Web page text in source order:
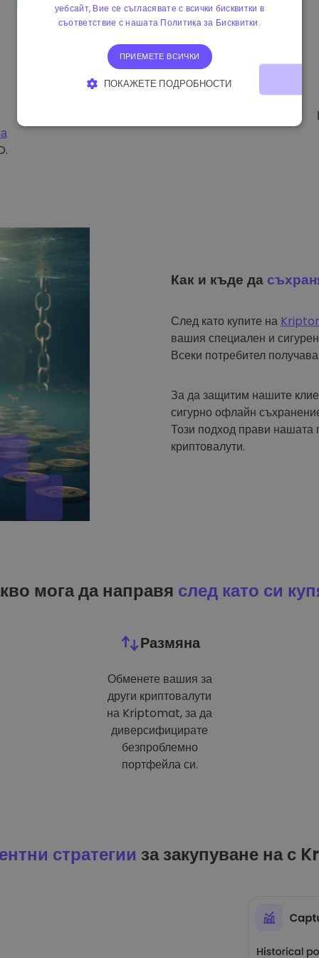
Как и къде да
След като купите на
вашия специален и
Всеки потребител
За да защитим нашите
сигурно офлайн
Този подход прави
криптовалути.
мога да направя след като си
Размяна
Обменете вашия за
други криптовалути
на Kriptomat, за да
диверсифицирате
безпроблемно
портфейла си.
стратегии за закупуване на с
уебсайт, Вие се съгласявате с всички бисквитки в
съответствие с нашата Политика за Бисквитки.
ПРИЕМЕТЕ ВСИЧКИ
ПОКАЖЕТЕ ПОДРОБНОСТИ